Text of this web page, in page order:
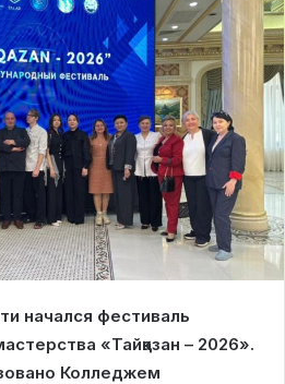
начался фестиваль
«Тайқазан – 2026».
Колледжем